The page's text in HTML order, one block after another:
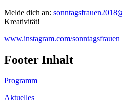
Melde dich an:
Kreativität!
www.instagram.com/sonntagsfrauen
Footer Inhalt
Programm
Aktuelles